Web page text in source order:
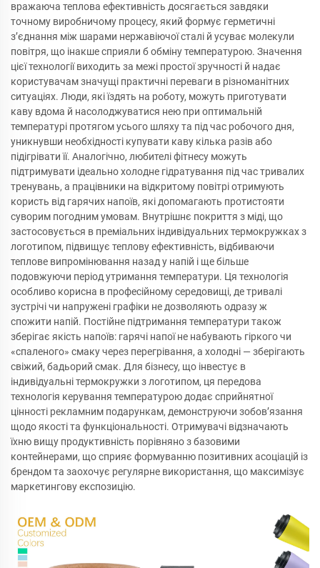
вражаюча теплова ефективність досягається завдяки
точному виробничому процесу, який формує герметичні
з’єднання між шарами нержавіючої сталі й усуває молекули
повітря, що інакше сприяли б обміну температурою. Значення
цієї технології виходить за межі простої зручності й надає
користувачам значущі практичні переваги в різноманітних
ситуаціях. Люди, які їздять на роботу, можуть приготувати
каву вдома й насолоджуватися нею при оптимальній
температурі протягом усього шляху та під час робочого дня,
уникнувши необхідності купувати каву кілька разів або
підігрівати її. Аналогічно, любителі фітнесу можуть
підтримувати ідеально холодне гідратування під час тривалих
тренувань, а працівники на відкритому повітрі отримують
користь від гарячих напоїв, які допомагають протистояти
суворим погодним умовам. Внутрішнє покриття з міді, що
застосовується в преміальних індивідуальних термокружках з
логотипом, підвищує теплову ефективність, відбиваючи
теплове випромінювання назад у напій і ще більше
подовжуючи період утримання температури. Ця технологія
особливо корисна в професійному середовищі, де тривалі
зустрічі чи напружені графіки не дозволяють одразу ж
спожити напій. Постійне підтримання температури також
зберігає якість напоїв: гарячі напої не набувають гіркого чи
«спаленого» смаку через перегрівання, а холодні — зберігають
свіжий, бадьорий смак. Для бізнесу, що інвестує в
індивідуальні термокружки з логотипом, ця передова
технологія керування температурою додає сприйнятної
цінності рекламним подарункам, демонструючи зобов’язання
щодо якості та функціональності. Отримувачі відзначають
їхню вищу продуктивність порівняно з базовими
контейнерами, що сприяє формуванню позитивних асоціацій із
брендом та заохочує регулярне використання, що максимізує
маркетингову експозицію.